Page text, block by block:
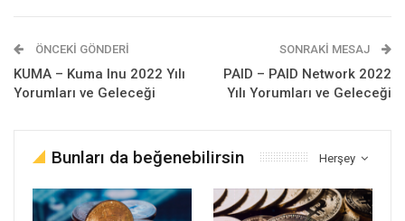
ÖNCEKI GÖNDERI
KUMA – Kuma Inu 2022 Yılı
Yorumları ve Geleceği
SONRAKI MESAJ
PAID – PAID Network 2022
Yılı Yorumları ve Geleceği
Herşey
Bunları da beğenebilirsin